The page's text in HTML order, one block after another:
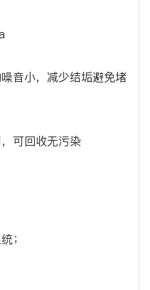
音小，减少结垢避免堵
可回收无污染
；